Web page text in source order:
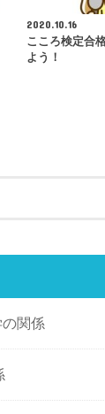
2020.10.16
こころ検定合
よう！
関係